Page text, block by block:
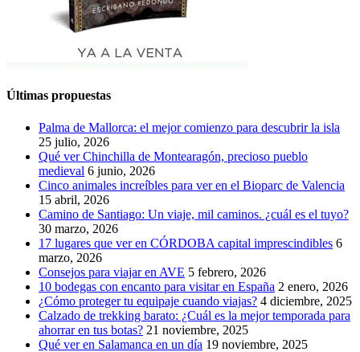
Últimas propuestas
Palma de Mallorca: el mejor comienzo para descubrir la isla
25 julio, 2026
Qué ver Chinchilla de Montearagón, precioso pueblo
medieval 6 junio, 2026
Cinco animales increíbles para ver en el Bioparc de Valencia
15 abril, 2026
Camino de Santiago: Un viaje, mil caminos. ¿cuál es el tuyo?
30 marzo, 2026
17 lugares que ver en CÓRDOBA capital imprescindibles 6
marzo, 2026
Consejos para viajar en AVE 5 febrero, 2026
10 bodegas con encanto para visitar en España 2 enero, 2026
¿Cómo proteger tu equipaje cuando viajas? 4 diciembre, 2025
Calzado de trekking barato: ¿Cuál es la mejor temporada para
ahorrar en tus botas? 21 noviembre, 2025
Qué ver en Salamanca en un día 19 noviembre, 2025